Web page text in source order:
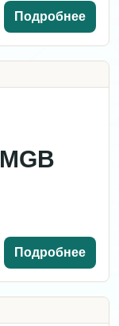
Подробнее
Подробнее